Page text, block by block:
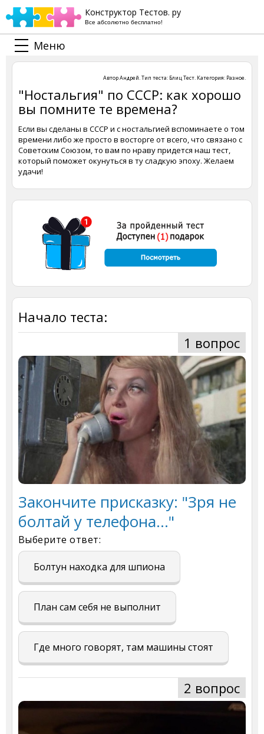
Конструктор Тестов. ру
Все абсолютно бесплатно!
Меню
АвторАндрей. Тип теста: Блиц Тест. Категория: Разное.
"Ностальгия" по СССР: как хорошо
вы помните те времена?
Если вы сделаны в СССР и с ностальгией вспоминаете о том
времени либо же просто в восторге от всего, что связано с
Советским Союзом, то вам по нраву придется наш тест,
который поможет окунуться в ту сладкую эпоху. Желаем
удачи!
Начало теста:
1 вопрос
Закончите присказку: "Зря не
болтай у телефона..."
Выберите ответ:
Болтун находка для шпиона
План сам себя не выполнит
Где много говорят, там машины стоят
2 вопрос